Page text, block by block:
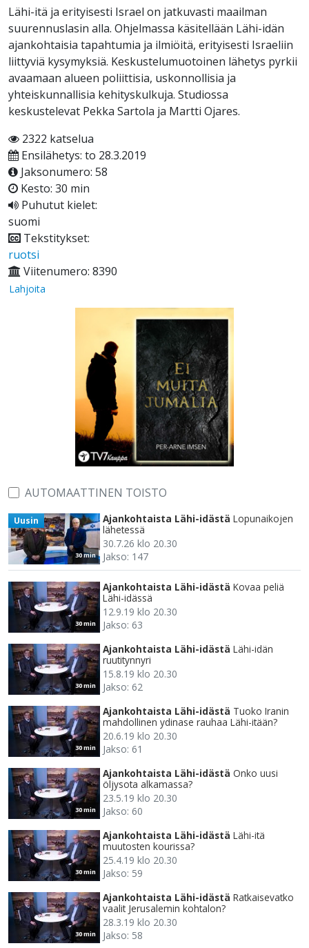
Lähi-itä ja erityisesti Israel on jatkuvasti maailman
suurennuslasin alla. Ohjelmassa käsitellään Lähi-idän
ajankohtaisia tapahtumia ja ilmiöitä, erityisesti Israeliin
liittyviä kysymyksiä. Keskustelumuotoinen lähetys pyrkii
avaamaan alueen poliittisia, uskonnollisia ja
yhteiskunnallisia kehityskulkuja. Studiossa
keskustelevat Pekka Sartola ja Martti Ojares.
2322 katselua
Ensilähetys: to 28.3.2019
Jaksonumero: 58
Kesto: 30 min
Puhutut kielet:
suomi
Tekstitykset:
ruotsi
Viitenumero: 8390
Lahjoita
AUTOMAATTINEN TOISTO
30 min
Uusin Ajankohtaista Lähi-idästä Lopunaikojen
lähetessä
30.7.26 klo 20.30
Jakso: 147
30 min
Ajankohtaista Lähi-idästä Kovaa peliä
Lähi-idässä
12.9.19 klo 20.30
Jakso: 63
30 min
Ajankohtaista Lähi-idästä Lähi-idän
ruutitynnyri
15.8.19 klo 20.30
Jakso: 62
30 min
Ajankohtaista Lähi-idästä Tuoko Iranin
mahdollinen ydinase rauhaa Lähi-itään?
20.6.19 klo 20.30
Jakso: 61
30 min
Ajankohtaista Lähi-idästä Onko uusi
öljysota alkamassa?
23.5.19 klo 20.30
Jakso: 60
30 min
Ajankohtaista Lähi-idästä Lähi-itä
muutosten kourissa?
25.4.19 klo 20.30
Jakso: 59
30 min
Ajankohtaista Lähi-idästä Ratkaisevatko
vaalit Jerusalemin kohtalon?
28.3.19 klo 20.30
Jakso: 58